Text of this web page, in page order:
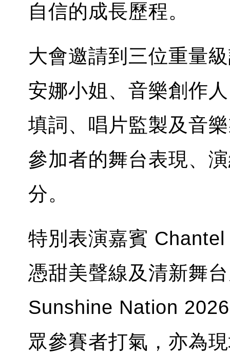
自信的成長歷程。
大會邀請到三位重量
安娜小姐、音樂創作
填詞、唱片監製及音
參加者的舞台表現、
分。
特別表演嘉賓
憑甜美聲線及清新舞
Sunshine Nation
眾參賽者打氣，亦為